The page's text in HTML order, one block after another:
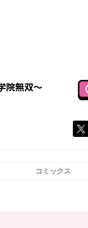
院無双～
コミックス